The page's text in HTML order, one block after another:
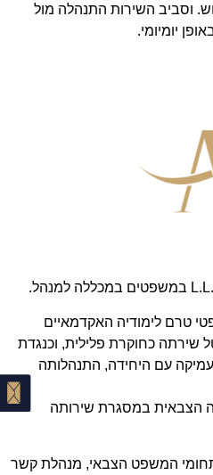
וסביב השירות התנהלה מול
יומיומי.
טרם לימודיה האקדמאיים
שירתה כחוקרת פלילית, וכנגדת
עם היחידה, התנהלותה
הצבאית במסגרת שירותה
המשפט הצבאי, מנהלת קשר